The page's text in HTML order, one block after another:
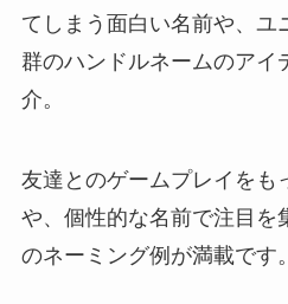
てしまう面白い名前や、ユ
群のハンドルネームのアイ
介。
友達とのゲームプレイをも
や、個性的な名前で注目を
のネーミング例が満載です。